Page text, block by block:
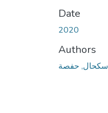
Date
2020
Authors
سكحال, حفصة